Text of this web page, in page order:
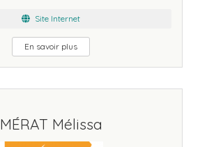
Site Internet
En savoir plus
MÉRAT Mélissa